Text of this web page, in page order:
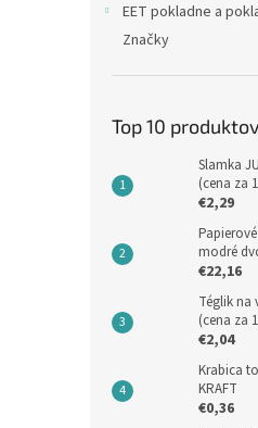
EET pokladne a
Značky
Top 10 produktov
Slamka
(cena za
€2,29
modré
€22,16
Téglik na
(cena za
€2,04
Krabica
KRAFT
€0,36